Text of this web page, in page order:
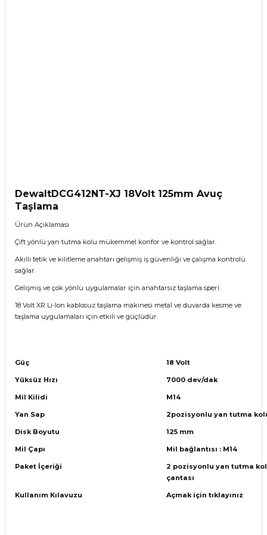
DewaltDCG412NT-XJ 18Volt 125mm Avuç
Taşlama
Ürün Açıklaması
Çift yönlü yan tutma kolu mükemmel konfor ve kontrol sağlar.
Akıllı tetik ve kilitleme anahtarı gelişmiş iş güvenliği ve çalışma kontrolü
sağlar.
Gelişmiş ve çok yönlü uygulamalar için anahtarsız taşlama speri.
18 Volt XR Li-Ion kablosuz taşlama makinesi metal ve duvarda kesme ve
taşlama uygulamaları için etkili ve güçlüdür.
Güç 18 Volt
Yüksüz Hızı 7000 dev/dak
Mil Kilidi M14
Yan Sap 2pozisyonlu yan tutma
Disk Boyutu 125 mm
Mil Çapı Mil bağlantısı : M14
Paket İçeriği
2 pozisyonlu yan tutma
çantası
Kullanım Kılavuzu Açmak için tıklayınız